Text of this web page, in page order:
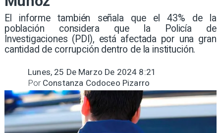
El informe también señala que el 43% de la
población considera que la Policía de
Investigaciones (PDI), está afectada por una gran
cantidad de corrupción dentro de la institución.
Lunes, 25 De Marzo De 2024 8:21
Constanza Codoceo Pizarro
Por